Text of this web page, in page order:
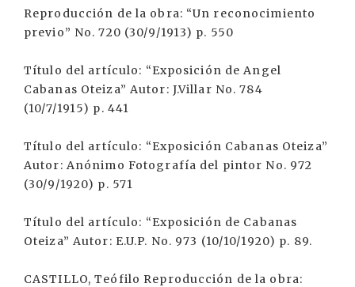
Reproducción de la obra: “Un reconocimiento
previo” No. 720 (30/9/1913) p. 550
Título del artículo: “Exposición de Angel
Cabanas Oteiza” Autor: J.Villar No. 784
(10/7/1915) p. 441
Título del artículo: “Exposición Cabanas Oteiza”
Autor: Anónimo Fotografía del pintor No. 972
(30/9/1920) p. 571
Título del artículo: “Exposición de Cabanas
Oteiza” Autor: E.U.P. No. 973 (10/10/1920) p. 89.
CASTILLO, Teófilo Reproducción de la obra: